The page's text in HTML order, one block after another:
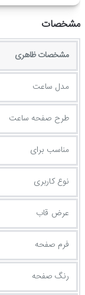
مشخصات
مشخصات ظاهری
مدل ساعت
طرح صفحه ساعت
مناسب برای
نوع کاربری
عرض قاب
فرم صفحه
رنگ صفحه